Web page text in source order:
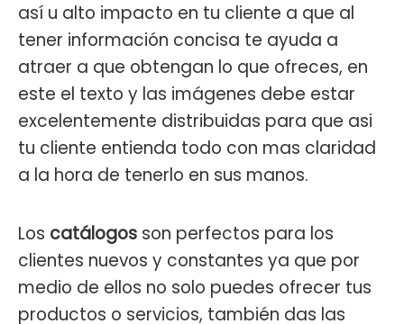
así u alto impacto en tu cliente a que al
tener información concisa te ayuda a
atraer a que obtengan lo que ofreces, en
este el texto y las imágenes debe estar
excelentemente distribuidas para que asi
tu cliente entienda todo con mas claridad
a la hora de tenerlo en sus manos.
Los catálogos son perfectos para los
clientes nuevos y constantes ya que por
medio de ellos no solo puedes ofrecer tus
productos o servicios, también das las